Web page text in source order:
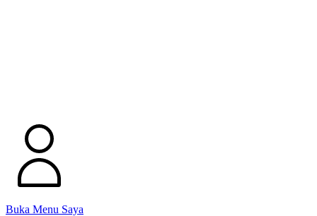
Buka Menu Saya